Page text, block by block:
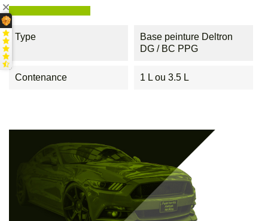
Type
Base peinture Deltron
DG / BC PPG
Contenance 1 L ou 3.5 L